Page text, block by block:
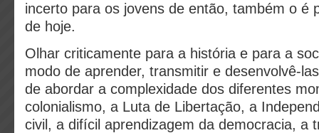
incerto para os jovens de então, também o é
de hoje.
Olhar criticamente para a história e para a
modo de aprender, transmitir e desenvolvê-
de abordar a complexidade dos diferentes
colonialismo, a Luta de Libertação, a
civil, a difícil aprendizagem da democracia, a